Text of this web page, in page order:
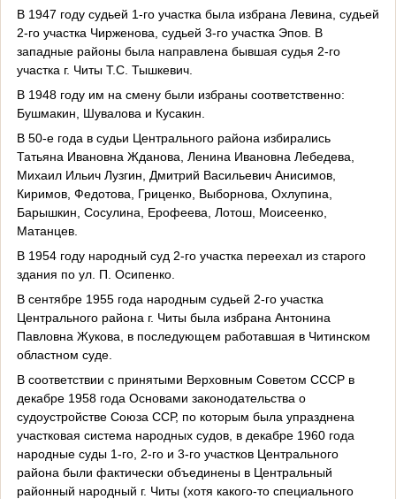
В 1947 году судьей 1-го участка была избрана Левина, судьей
2-го участка Чирженова, судьей 3-го участка Эпов. В
западные районы была направлена бывшая судья 2-го
участка г. Читы Т.С. Тышкевич.
В 1948 году им на смену были избраны соответственно:
Бушмакин, Шувалова и Кусакин.
В 50-е года в судьи Центрального района избирались
Татьяна Ивановна Жданова, Ленина Ивановна Лебедева,
Михаил Ильич Лузгин, Дмитрий Васильевич Анисимов,
Киримов, Федотова, Гриценко, Выборнова, Охлупина,
Барышкин, Сосулина, Ерофеева, Лотош, Моисеенко,
Матанцев.
В 1954 году народный суд 2-го участка переехал из старого
здания по ул. П. Осипенко.
В сентябре 1955 года народным судьей 2-го участка
Центрального района г. Читы была избрана Антонина
Павловна Жукова, в последующем работавшая в Читинском
областном суде.
В соответствии с принятыми Верховным Советом СССР в
декабре 1958 года Основами законодательства о
судоустройстве Союза ССР, по которым была упразднена
участковая система народных судов, в декабре 1960 года
народные суды 1-го, 2-го и 3-го участков Центрального
района были фактически объединены в Центральный
районный народный г. Читы (хотя какого-то специального